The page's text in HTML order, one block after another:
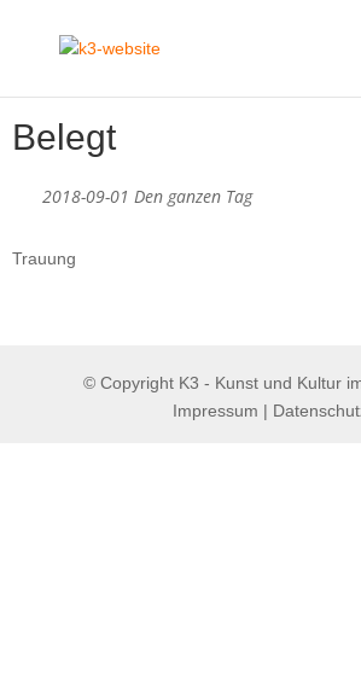
Belegt
2018-09-01 Den ganzen Tag
Trauung
© Copyright K3 - Kunst und Kultur
Impressum |